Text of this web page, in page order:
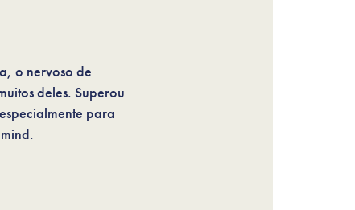
o nervoso de
deles. Superou
para